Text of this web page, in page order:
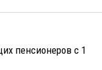
пенсионеров с 1